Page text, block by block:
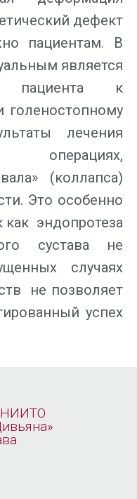
дефект
пациентам. В
является
пациента к
голеностопному
лечения
операциях,
(коллапса)
Это особенно
как эндопротеза
сустава не
случаях
не позволяет
успех